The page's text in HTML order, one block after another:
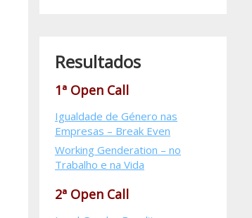
Resultados
1ª Open Call
Igualdade de Género nas
Empresas – Break Even
Working Genderation – no
Trabalho e na Vida
2ª Open Call